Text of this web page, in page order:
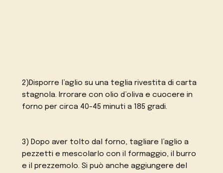
2)Disporre l’aglio su una teglia rivestita di carta
stagnola. Irrorare con olio d’oliva e cuocere in
forno per circa 40-45 minuti a 185 gradi.
3) Dopo aver tolto dal forno, tagliare l’aglio a
pezzetti e mescolarlo con il formaggio, il burro
e il prezzemolo. Si può anche aggiungere del